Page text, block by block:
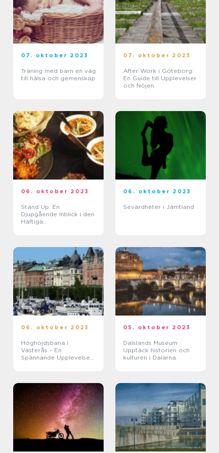
07. oktober 2023
Träning med barn en väg
till hälsa och gemenskap
07. oktober 2023
After Work i Göteborg:
En Guide till Upplevelser
och Nöjen
06. oktober 2023
Stand Up: En
Djupgående Inblick i den
Häftiga
06. oktober 2023
Sevärdheter i Jämtland
06. oktober 2023
Höghöjdsbana i
Västerås – En
Spännande Upplevelse
05. oktober 2023
Dalslands Museum:
Upptäck historien och
kulturen i Dalarna